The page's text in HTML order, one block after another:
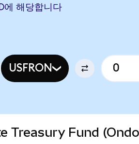
에 해당합니다
USFRON
Treasury Fund (Ondo